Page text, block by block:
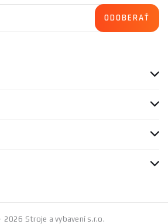
Stroje a vybavení s.r.o.